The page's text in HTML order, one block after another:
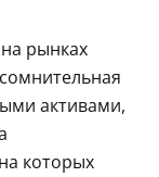
рынках
активами,
которых